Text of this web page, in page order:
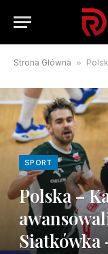
Strona Główna » Polska –
SPORT
Polska –
Siatkówka